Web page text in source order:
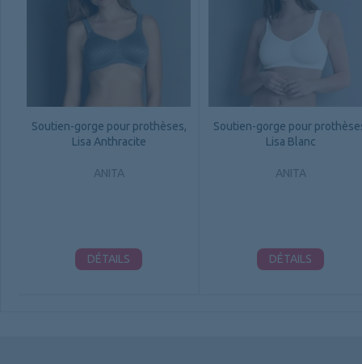
Soutien-gorge pour prothèses,
Lisa Anthracite
ANITA
DÉTAILS
Soutien-gorge pour
Lisa Blanc
ANITA
DÉTAILS